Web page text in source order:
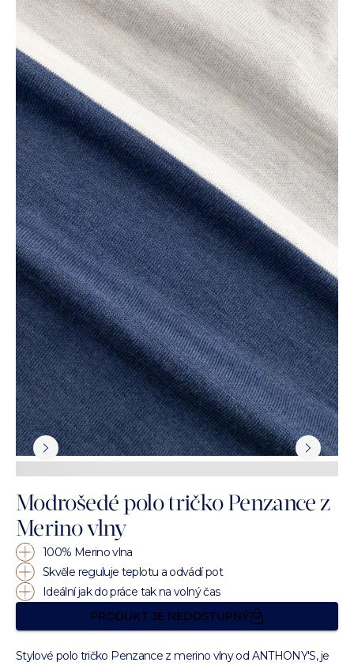
Modrošedé polo tričko Penzance z
Merino vlny
100% Merino vlna
Skvěle reguluje teplotu a odvádí pot
Ideální jak do práce tak na volný čas
PRODUKT JE NEDOSTUPNÝ
Stylové polo tričko Penzance z merino vlny od ANTHONY'S, je